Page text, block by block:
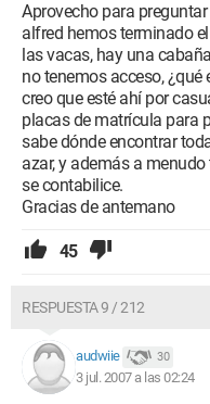
Aprovecho para
alfred hemos terminado
las vacas, hay una
no tenemos acceso,
creo que esté ahí por
placas de matrícula para
sabe dónde encontrar
azar, y además a
se contabilice.
Gracias de antemano
45
RESPUESTA 9 / 212
audwiie 30
3 jul. 2007 a las 02:24